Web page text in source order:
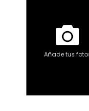
Añade tus